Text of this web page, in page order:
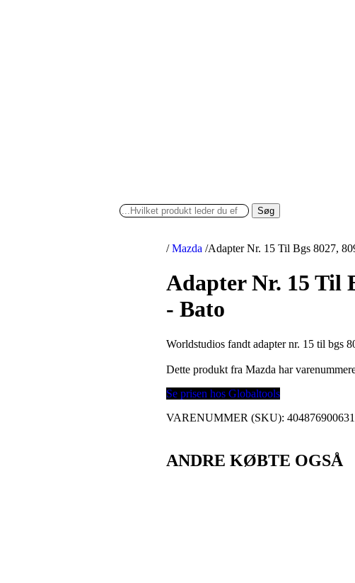
Søg
/ Mazda /Adapter Nr. 15 Til Bgs 8027,
Adapter Nr. 15 Til
- Bato
Worldstudios fandt adapter nr. 15 til bgs
Dette produkt fra Mazda har
Se prisen hos Globaltools
VARENUMMER (SKU):
ANDRE KØBTE OGSÅ